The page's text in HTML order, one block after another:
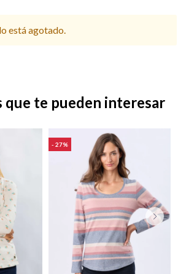
está agotado.
que te pueden interesar
27
Calzado
Accesorios